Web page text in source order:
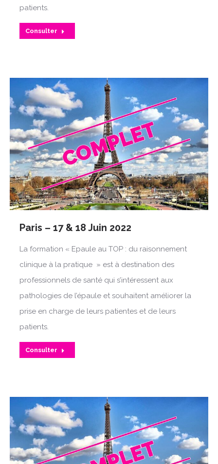
patients.
Consulter
Paris – 17 & 18 Juin 2022
La formation « Epaule au TOP : du raisonnement
clinique à la pratique » est à destination des
professionnels de santé qui s’intéressent aux
pathologies de l’épaule et souhaitent améliorer la
prise en charge de leurs patientes et de leurs
patients.
Consulter